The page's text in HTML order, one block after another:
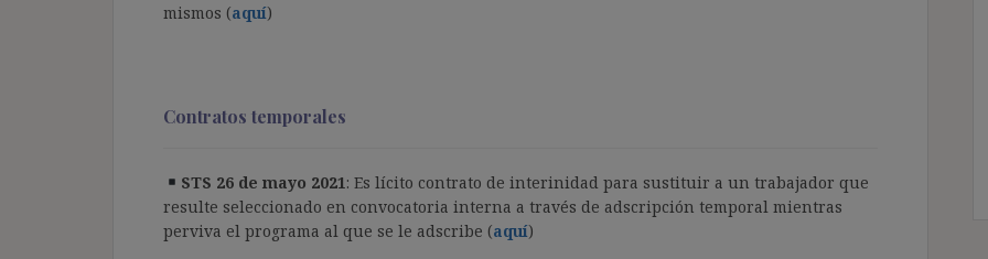
mismos (aquí)
Contratos temporales
STS 26 de mayo 2021: Es lícito contrato de interinidad para sustituir a un trabajador que
resulte seleccionado en convocatoria interna a través de adscripción temporal mientras
perviva el programa al que se le adscribe (aquí)